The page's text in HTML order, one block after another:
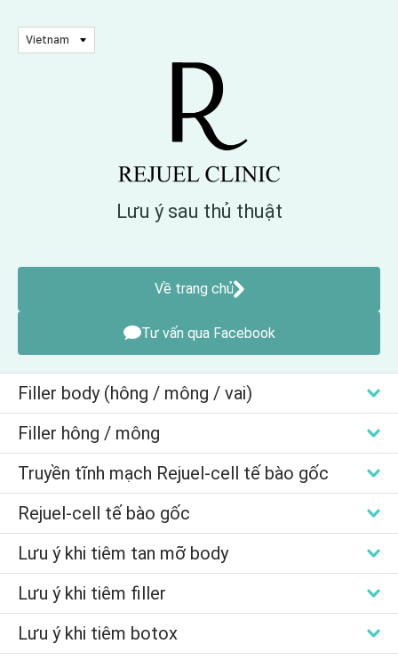
Vietnam
Lưu ý sau thủ thuật
Về trang chủ
Tư vấn qua Facebook
Filler body (hông / mông / vai)
Filler hông / mông
Truyền tĩnh mạch Rejuel-cell tế bào gốc
Rejuel-cell tế bào gốc
Lưu ý khi tiêm tan mỡ body
Lưu ý khi tiêm filler
Lưu ý khi tiêm botox